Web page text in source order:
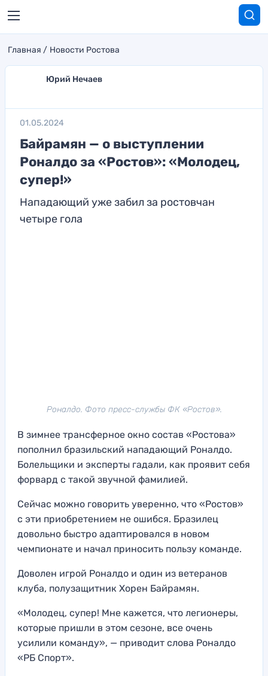
Главная Новости Ростова
Юрий Нечаев
01.05.2024
Байрамян — о выступлении
Роналдо за «Ростов»: «Молодец,
супер!»
Нападающий уже забил за ростовчан
четыре гола
Роналдо. Фото пресс-службы ФК «Ростов».
В зимнее трансферное окно состав «Ростова»
пополнил бразильский нападающий Роналдо.
Болельщики и эксперты гадали, как проявит себя
форвард с такой звучной фамилией.
Сейчас можно говорить уверенно, что «Ростов»
с эти приобретением не ошибся. Бразилец
довольно быстро адаптировался в новом
чемпионате и начал приносить пользу команде.
Доволен игрой Роналдо и один из ветеранов
клуба, полузащитник Хорен Байрамян.
«Молодец, супер! Мне кажется, что легионеры,
которые пришли в этом сезоне, все очень
усилили команду», — приводит слова Роналдо
«РБ Спорт».